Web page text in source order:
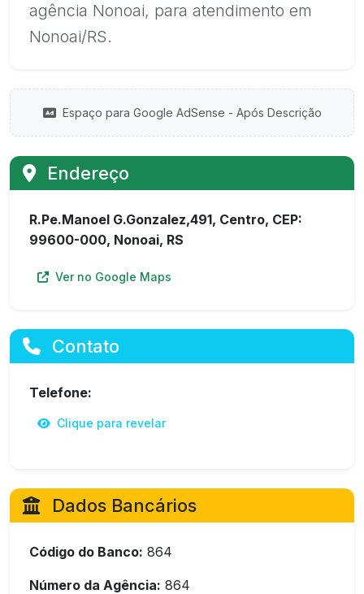
agência Nonoai, para atendimento em
Nonoai/RS.
Espaço para Google AdSense - Após Descrição
Endereço
R.Pe.Manoel G.Gonzalez,491, Centro, CEP:
99600-000, Nonoai, RS
Ver no Google Maps
Contato
Telefone:
Clique para revelar
Dados Bancários
Código do Banco: 864
Número da Agência: 864